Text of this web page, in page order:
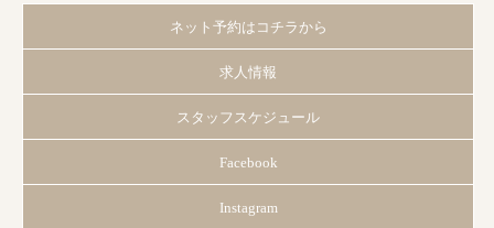
ネット予約はコチラから
求人情報
スタッフスケジュール
Facebook
Instagram